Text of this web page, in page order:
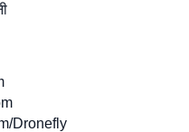
Dronefly